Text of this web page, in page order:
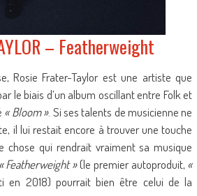
– Featherweight
Rosie Frater-Taylor est une artiste que
le biais d’un album oscillant entre Folk et
« Bloom ». Si ses talents de musicienne ne
il lui restait encore à trouver une touche
chose qui rendrait vraiment sa musique
« Featherweight »(le premier autoproduit, «
2018) pourrait bien être celui de la